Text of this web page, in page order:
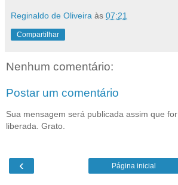
Reginaldo de Oliveira às 07:21
Compartilhar
Nenhum comentário:
Postar um comentário
Sua mensagem será publicada assim que for
liberada. Grato.
‹ Página inicial